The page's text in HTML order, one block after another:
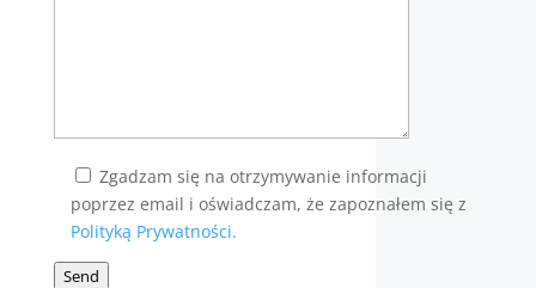
Zgadzam się na otrzymywanie informacji
poprzez email i oświadczam, że zapoznałem się z
Polityką Prywatności.
Send